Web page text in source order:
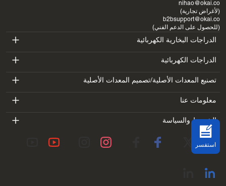
nihao@okai.co
(لأغراض تجارية)
b2bsupport@okai.co
(للحصول على الدعم الفني)
الدراجات البخارية الكهربائية
ES400A
ES410
ES600P
ES700
الدراجات الكهربائية
EB100B
EB300
EB100B V3
تصنيع المعدات الأصلية/تصميم المعدات الأصلية
SV3
DK1
SS4
معلومات عنا
مقدمة
معمل
الشروط والسياسة
استفسر